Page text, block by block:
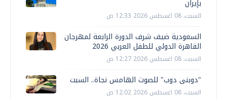
بإيران
السبت، 08 اغسطس 2026 12:33 ص
السعودية ضيف شرف الدورة الرابعة لمهرجان
القاهرة الدولي للطفل العربي 2026
السبت، 08 اغسطس 2026 12:27 ص
"دوبنى دوب" للصوت الهامس نجاة.. السبت
السبت، 08 اغسطس 2026 12:02 ص